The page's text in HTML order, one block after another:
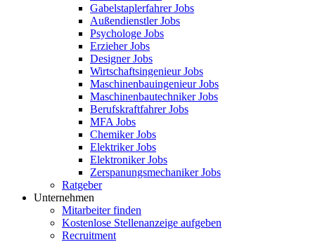
Gabelstaplerfahrer Jobs
Außendienstler Jobs
Psychologe Jobs
Erzieher Jobs
Designer Jobs
Wirtschaftsingenieur Jobs
Maschinenbauingenieur Jobs
Maschinenbautechniker Jobs
Berufskraftfahrer Jobs
MFA Jobs
Chemiker Jobs
Elektriker Jobs
Elektroniker Jobs
Zerspanungsmechaniker Jobs
Ratgeber
Unternehmen
Mitarbeiter finden
Kostenlose Stellenanzeige aufgeben
Recruitment